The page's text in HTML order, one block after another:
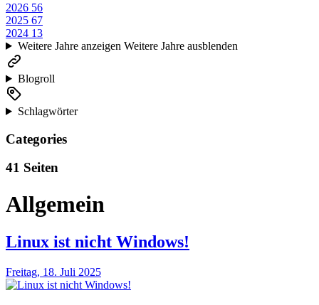
2026 56
2025 67
2024 13
Weitere Jahre anzeigen Weitere Jahre ausblenden
Blogroll
Schlagwörter
Categories
41 Seiten
Allgemein
Linux ist nicht Windows!
Freitag, 18. Juli 2025